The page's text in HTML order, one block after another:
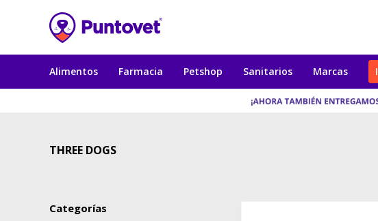
Alimentos Farmacia Petshop Sanitarios Marcas
THREE DOGS
Categorías